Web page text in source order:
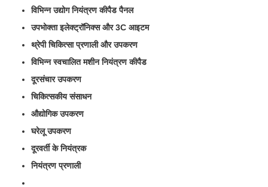
विभिन्न उद्योग नियंत्रण कीपैड पैनल
उपभोक्ता इलेक्ट्रॉनिक्स और 3C आइटम
थ्रेपी चिकित्सा प्रणाली और उपकरण
विभिन्न स्वचालित मशीन नियंत्रण कीपैड
दूरसंचार उपकरण
चिकित्सकीय संसाधन
औद्योगिक उपकरण
घरेलू उपकरण
दूरवर्ती के नियंत्रक
नियंत्रण प्रणाली